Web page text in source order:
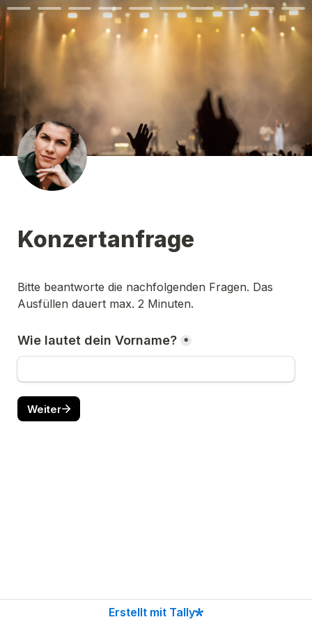
Konzertanfrage
Bitte beantworte die nachfolgenden Fragen. Das
Ausfüllen dauert max. 2 Minuten.
Wie lautet dein Vorname? *
Weiter
Erstellt mit Tally